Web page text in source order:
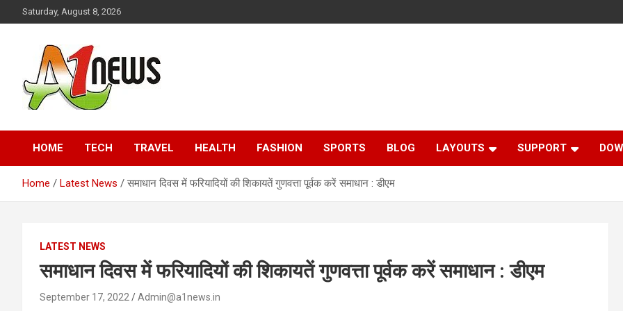
to
Saturday, August 8, 2026
A1news.in
HOME TECH TRAVEL HEALTH FASHION SPORTS BLOG LAYOUTS SUPPORT
Home Latest News समाधान दिवस में फरियादियों की शिकायतें गुणवत्ता पूर्वक करें समाधान : डीएम
LATEST NEWS
समाधान दिवस में फरियादियों की शिकायतें गुणवत्ता पूर्वक करें समाधान : डीएम
September 17, 2022 Admin@a1news.in